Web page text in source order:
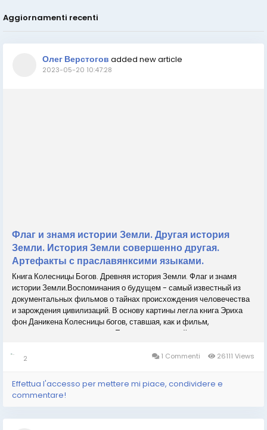
Aggiornamenti recenti
Олег Верстогов added new article
2023-05-20 10:47:28
Флаг и знамя истории Земли. Другая история
Земли. История Земли совершенно другая.
Артефакты с праславянксими языками.
Книга Колесницы Богов. Древняя история Земли. Флаг и знамя
истории Земли.Воспоминания о будущем - самый известный из
документальных фильмов о тайнах происхождения человечества
и зарождения цивилизаций. В основу картины легла книга Эриха
фон Даникена Колесницы богов, ставшая, как и фильм,
бестселлером во всем мире.Его автор, немецкий исследователь
2 1 Commenti 26111 Views
Effettua l'accesso per mettere mi piace, condividere e
commentare!